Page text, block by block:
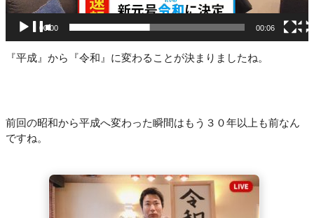
00:00 00:06
『平成』から『令和』に変わることが決まりましたね。
前回の昭和から平成へ変わった瞬間はもう３０年以上も前なん
ですね。